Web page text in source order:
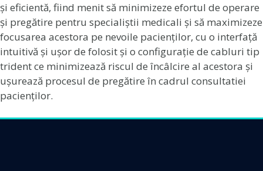
și eficientă, fiind menit să minimizeze efortul de operare
și pregătire pentru specialiștii medicali și să maximizeze
focusarea acestora pe nevoile pacienților, cu o interfață
intuitivă și ușor de folosit și o configurație de cabluri tip
trident ce minimizează riscul de încâlcire al acestora și
ușurează procesul de pregătire în cadrul consultatiei
pacienților.